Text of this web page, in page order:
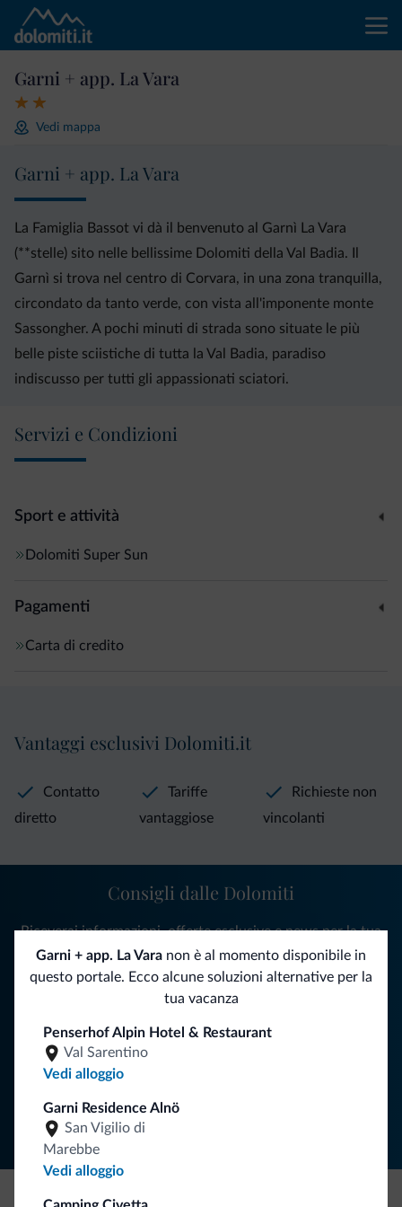
Garni + app. La Vara
Vedi mappa
Garni + app. La Vara
La Famiglia Bassot vi dà il benvenuto al Garnì La Vara
(**stelle) sito nelle bellissime Dolomiti della Val Badia. Il
Garnì si trova nel centro di Corvara, in una zona tranquilla,
circondato da tanto verde, con vista all'imponente monte
Sassongher. A pochi minuti di strada sono situate le più
belle piste sciistiche di tutta la Val Badia, paradiso
indiscusso per tutti gli appassionati sciatori.
Servizi e Condizioni
Sport e attività
Dolomiti Super Sun
Pagamenti
Carta di credito
Garni + app. La Vara non è al momento disponibile in
questo portale. Ecco alcune soluzioni alternative per la
tua vacanza
Penserhof Alpin Hotel & Restaurant
Val Sarentino
Vedi alloggio
Garni Residence Alnö
San Vigilio di
Marebbe
Vedi alloggio
Vantaggi esclusivi Dolomiti.it
Contatto
diretto
Tariffe
vantaggiose
Richieste non
vincolanti
Consigli dalle Dolomiti
Riceverai informazioni, offerte esclusive e news per la tua
vacanza nelle Dolomiti.
ISCRIVITI ALLA NEWSLETTER